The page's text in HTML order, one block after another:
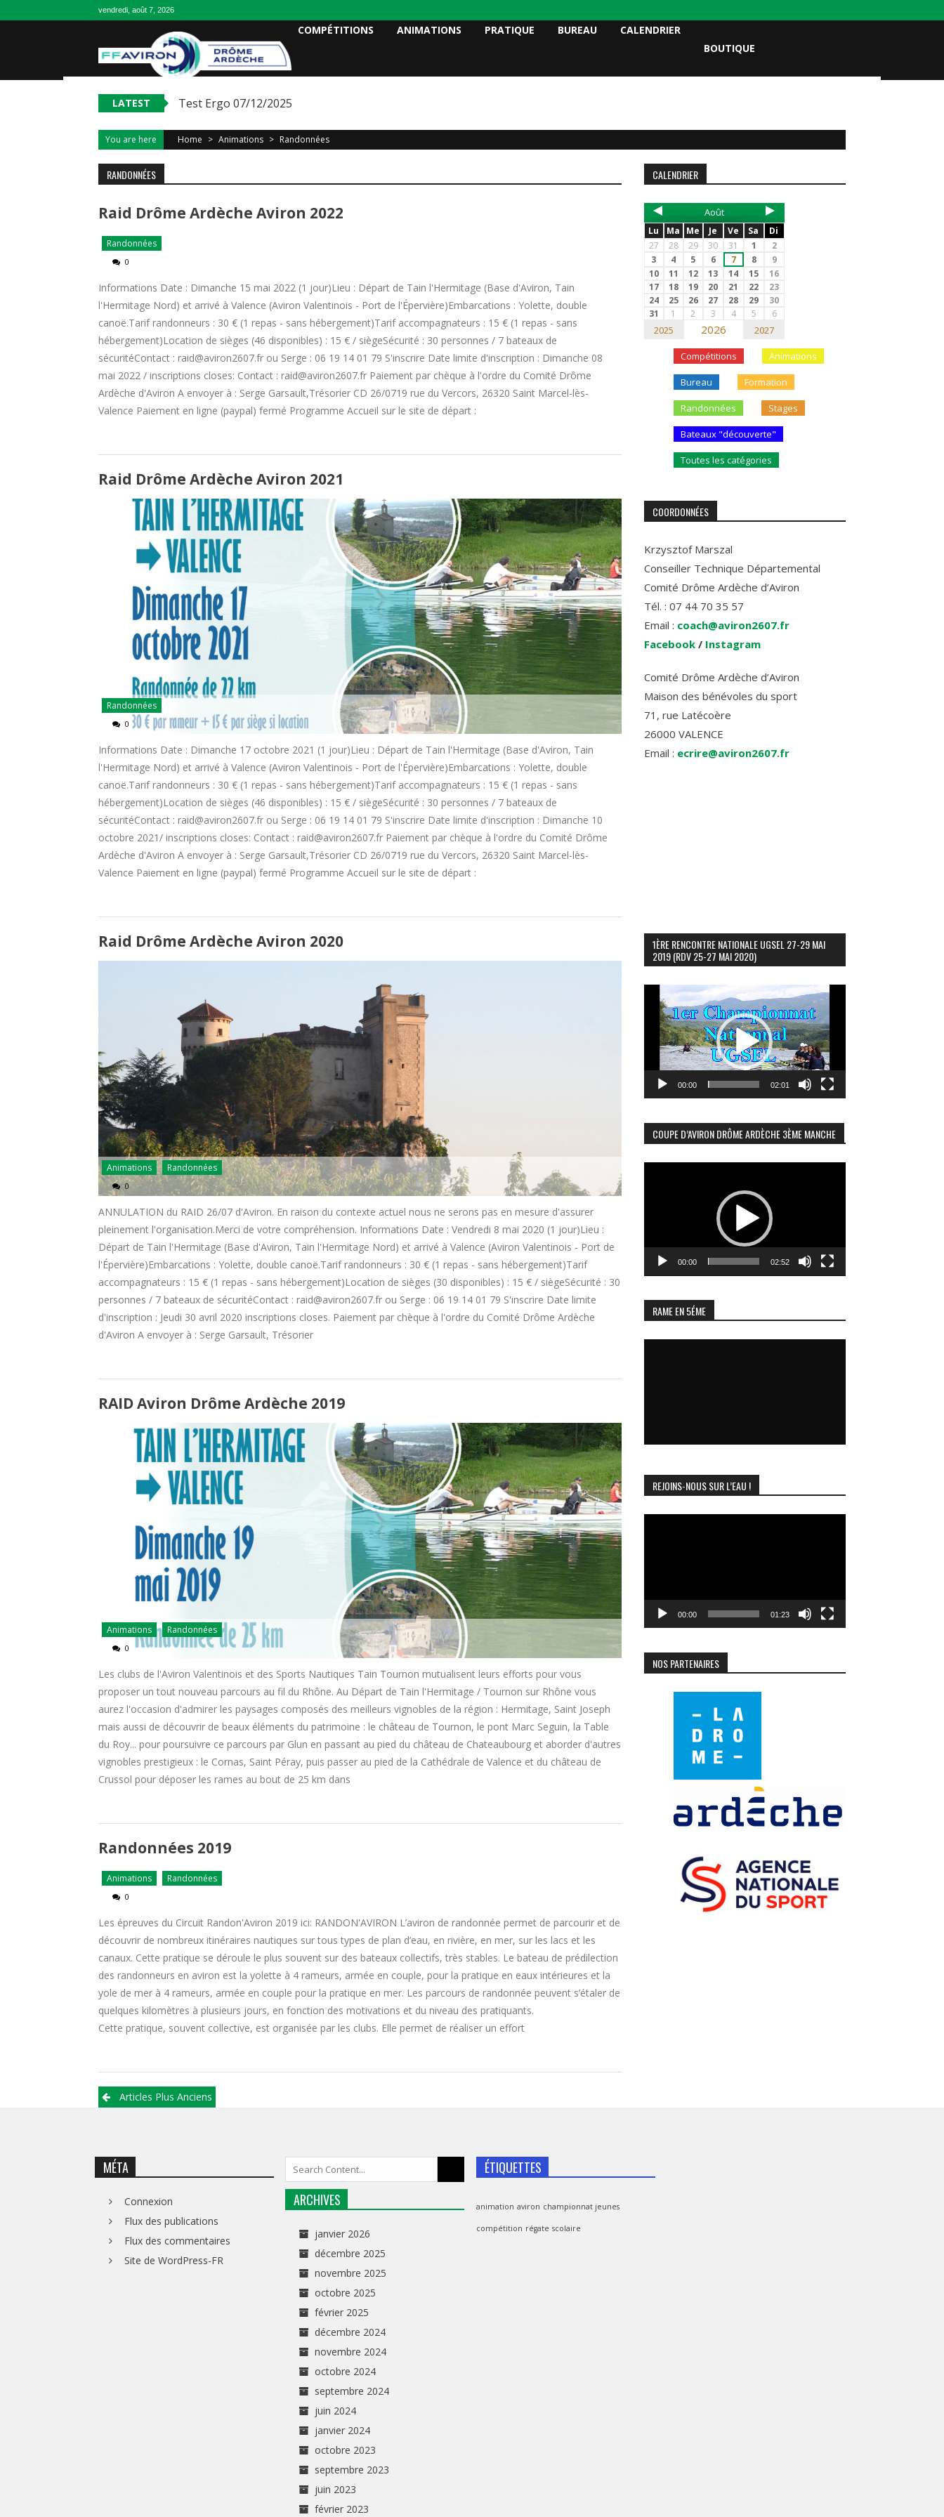
vendredi, août 7, 2026
COMPÉTITIONS ANIMATIONS PRATIQUE BUREAU
CALENDRIER
BOUTIQUE
LATEST Test Ergo 07/12/2025
You are here Home > Animations > Randonnées
RANDONNÉES
Raid Drôme Ardèche Aviron 2022
Randonnées
0
Informations Date : Dimanche 15 mai 2022 (1 jour)Lieu : Départ de Tain l'Hermitage (Base d'Aviron, Tain
l'Hermitage Nord) et arrivé à Valence (Aviron Valentinois - Port de l'Épervière)Embarcations : Yolette, double
canoë.Tarif randonneurs : 30 € (1 repas - sans hébergement)Tarif accompagnateurs : 15 € (1 repas - sans
hébergement)Location de sièges (46 disponibles) : 15 € / siègeSécurité : 30 personnes / 7 bateaux de
sécuritéContact : raid@aviron2607.fr ou Serge : 06 19 14 01 79 S'inscrire Date limite d'inscription : Dimanche 08
mai 2022 / inscriptions closes: Contact : raid@aviron2607.fr Paiement par chèque à l'ordre du Comité Drôme
Ardèche d'Aviron A envoyer à : Serge Garsault,Trésorier CD 26/0719 rue du Vercors, 26320 Saint Marcel-lès-
Valence Paiement en ligne (paypal) fermé Programme Accueil sur le site de départ :
Raid Drôme Ardèche Aviron 2021
Randonnées
0
Informations Date : Dimanche 17 octobre 2021 (1 jour)Lieu : Départ de Tain l'Hermitage (Base d'Aviron, Tain
l'Hermitage Nord) et arrivé à Valence (Aviron Valentinois - Port de l'Épervière)Embarcations : Yolette, double
canoë.Tarif randonneurs : 30 € (1 repas - sans hébergement)Tarif accompagnateurs : 15 € (1 repas - sans
hébergement)Location de sièges (46 disponibles) : 15 € / siègeSécurité : 30 personnes / 7 bateaux de
sécuritéContact : raid@aviron2607.fr ou Serge : 06 19 14 01 79 S'inscrire Date limite d'inscription : Dimanche 10
octobre 2021/ inscriptions closes: Contact : raid@aviron2607.fr Paiement par chèque à l'ordre du Comité Drôme
Ardèche d'Aviron A envoyer à : Serge Garsault,Trésorier CD 26/0719 rue du Vercors, 26320 Saint Marcel-lès-
Valence Paiement en ligne (paypal) fermé Programme Accueil sur le site de départ :
Raid Drôme Ardèche Aviron 2020
Animations Randonnées
0
ANNULATION du RAID 26/07 d'Aviron. En raison du contexte actuel nous ne serons pas en mesure d'assurer
pleinement l'organisation.Merci de votre compréhension. Informations Date : Vendredi 8 mai 2020 (1 jour)Lieu :
Départ de Tain l'Hermitage (Base d'Aviron, Tain l'Hermitage Nord) et arrivé à Valence (Aviron Valentinois - Port de
l'Épervière)Embarcations : Yolette, double canoë.Tarif randonneurs : 30 € (1 repas - sans hébergement)Tarif
accompagnateurs : 15 € (1 repas - sans hébergement)Location de sièges (30 disponibles) : 15 € / siègeSécurité : 30
personnes / 7 bateaux de sécuritéContact : raid@aviron2607.fr ou Serge : 06 19 14 01 79 S'inscrire Date limite
d'inscription : Jeudi 30 avril 2020 inscriptions closes. Paiement par chèque à l'ordre du Comité Drôme Ardèche
d'Aviron A envoyer à : Serge Garsault, Trésorier
RAID Aviron Drôme Ardèche 2019
Animations Randonnées
0
Les clubs de l'Aviron Valentinois et des Sports Nautiques Tain Tournon mutualisent leurs efforts pour vous
proposer un tout nouveau parcours au fil du Rhône. Au Départ de Tain l'Hermitage / Tournon sur Rhône vous
aurez l'occasion d'admirer les paysages composés des meilleurs vignobles de la région : Hermitage, Saint Joseph
mais aussi de découvrir de beaux éléments du patrimoine : le château de Tournon, le pont Marc Seguin, la Table
du Roy... pour poursuivre ce parcours par Glun en passant au pied du château de Chateaubourg et aborder d'autres
vignobles prestigieux : le Cornas, Saint Péray, puis passer au pied de la Cathédrale de Valence et du château de
Crussol pour déposer les rames au bout de 25 km dans
Randonnées 2019
Animations Randonnées
0
Les épreuves du Circuit Randon'Aviron 2019 ici: RANDON'AVIRON L’aviron de randonnée permet de parcourir et de
découvrir de nombreux itinéraires nautiques sur tous types de plan d’eau, en rivière, en mer, sur les lacs et les
canaux. Cette pratique se déroule le plus souvent sur des bateaux collectifs, très stables. Le bateau de prédilection
des randonneurs en aviron est la yolette à 4 rameurs, armée en couple, pour la pratique en eaux intérieures et la
yole de mer à 4 rameurs, armée en couple pour la pratique en mer. Les parcours de randonnée peuvent s’étaler de
quelques kilomètres à plusieurs jours, en fonction des motivations et du niveau des pratiquants.
Cette pratique, souvent collective, est organisée par les clubs. Elle permet de réaliser un effort
Articles Plus Anciens
CALENDRIER
Août
Lu Ma Me Je Ve Sa
Di
27
28 29 30 31 1
2
3
4 5 6 7 8
9
10
11 12 13 14 15
16
17
18 19 20 21 22
23
24
25 26 27 28 29
30
31
1 2 3 4 5 6
2025 2026 2027
Compétitions Animations
Bureau Formation
Randonnées Stages
Bateaux "découverte"
Toutes les catégories
COORDONNÉES
Krzysztof Marszal
Conseiller Technique Départemental
Comité Drôme Ardèche d’Aviron
Tél. : 07 44 70 35 57
Email : coach@aviron2607.fr
Facebook/ Instagram
Comité Drôme Ardèche d’Aviron
Maison des bénévoles du sport
71, rue Latécoère
26000 VALENCE
Email : ecrire@aviron2607.fr
1ÈRE RENCONTRE NATIONALE UGSEL 27-29 MAI
2019 (RDV 25-27 MAI 2020)
Lecteur
vidéo
00:00 02:01
COUPE D’AVIRON DRÔME ARDÈCHE 3ÈME MANCHE
00:00 02:52
RAME EN 5ÉME
REJOINS-NOUS SUR L’EAU !
00:00 01:23
NOS PARTENAIRES
MÉTA
Connexion
Flux des publications
Flux des commentaires
Site de WordPress-FR
ARCHIVES
janvier 2026
décembre 2025
novembre 2025
octobre 2025
février 2025
décembre 2024
novembre 2024
octobre 2024
septembre 2024
juin 2024
janvier 2024
octobre 2023
septembre 2023
juin 2023
février 2023
ÉTIQUETTES
animation aviron championnat jeunes
compétition régate scolaire